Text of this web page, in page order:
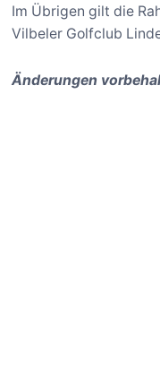
Im Übrigen gilt die
Vilbeler Golfclub
Änderungen